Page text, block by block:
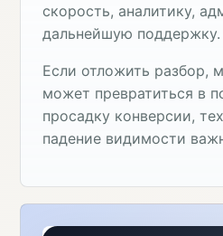
скорость, аналитику,
дальнейшую поддержку.
Если отложить разбор,
может превратиться в
просадку конверсии,
падение видимости